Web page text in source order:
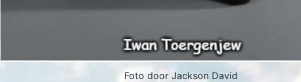
Foto door Jackson David